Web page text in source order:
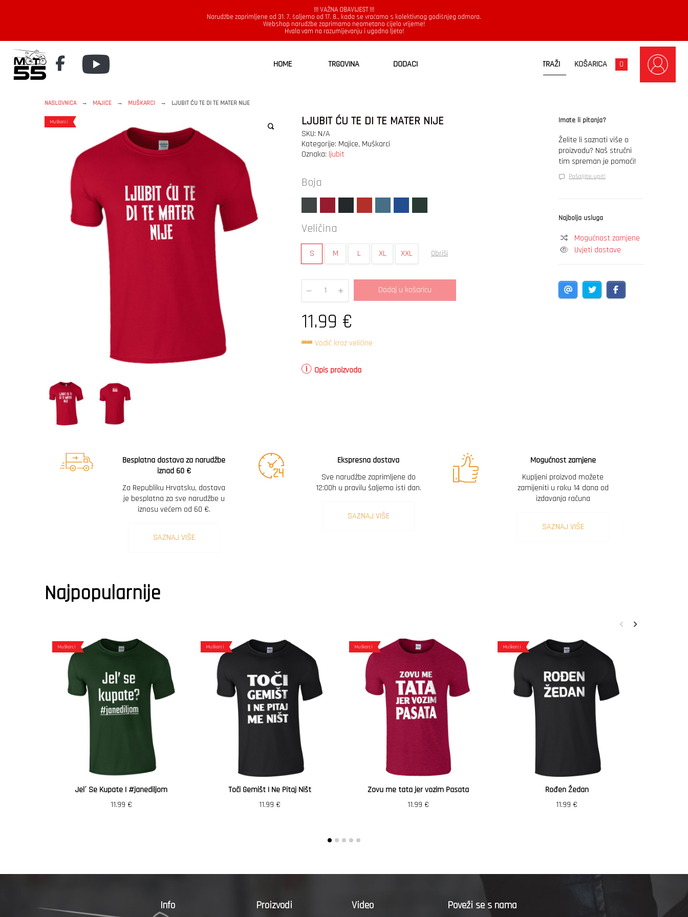
!!! VAŽNA OBAVIJEST !!!
Narudžbe zaprimljene od 31. 7. šaljemo od 17. 8., kada se vraćamo s kolektivnog godišnjeg odmora.
Webshop narudžbe zaprimamo neometano cijelo vrijeme!
Hvala vam na razumijevanju i ugodno ljeto!
HOME TRGOVINA DODACI KOŠARICA 0
NASLOVNICA → MAJICE → MUŠKARCI → LJUBIT ĆU TE DI TE MATER NIJE
Muškarci LJUBIT ĆU TE DI TE MATER NIJE
SKU: N/A
Kategorije: Majice, Muškarci
Oznaka: ljubit
Boja
Veličina
S M L XL XXL Obriši
Quantity
Dodaj u košaricu
11.99 €
Vodič kroz veličine
Opis proizvoda
Imate li pitanja?
Želite li saznati više o
proizvodu? Naš stručni
tim spreman je pomoći!
Pošaljite upit!
Najbolja usluga
Mogućnost zamjene
Uvjeti dostave
Besplatna dostava za narudžbe
iznad 60 €
Za Republiku Hrvatsku, dostava
je besplatna za sve narudžbe u
iznosu većem od 60 €.
SAZNAJ VIŠE
Ekspresna dostava
Sve narudžbe zaprimljene do
12:00h u pravilu šaljemo isti dan.
SAZNAJ VIŠE
Mogućnost zamjene
Kupljeni proizvod možete
zamijeniti u roku 14 dana od
izdavanja računa
SAZNAJ VIŠE
Najpopularnije
Muškarci
Jel´ Se Kupate | #janediljom
11.99 €
Muškarci
Toči Gemišt I Ne Pitaj Ništ
11.99 €
Muškarci
Zovu me tata jer vozim Pasata
11.99 €
Muškarci
Rođen Žedan
11.99 €
Info Proizvodi Video Poveži se s nama